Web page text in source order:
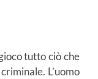
tutto ciò che
L’uomo